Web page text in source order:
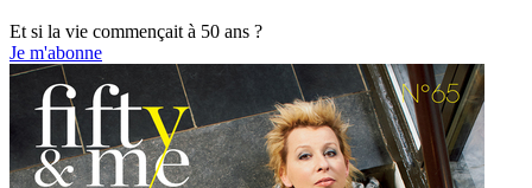
Et si la vie commençait à 50 ans ?
Je m'abonne